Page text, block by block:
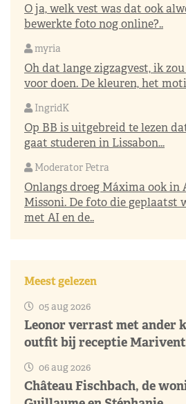
O ja, welk vest was dat ook
bewerkte foto nog online?..
myria
Oh dat lange zigzagvest, ik
voor doen. De kleuren, het
IngridK
Op BB is uitgebreid te lezen
gaat studeren in Lissabon...
Moderator Petra
Onlangs droeg Máxima ook in
Missoni. De foto die geplaatst
met AI en de..
Meest gelezen
05 aug 2026
Leonor verrast met ander
outfit bij receptie Marivent
06 aug 2026
Château Fischbach, de